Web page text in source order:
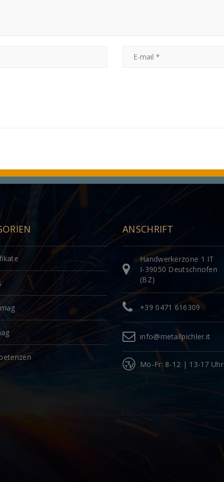
ANSCHRIFT
Handwerkerzone 1 IT
I-39050 Deutschnofen
(BZ)
+39 0471 616309
info@metallpichler.it
Mo-Fr: 8-12 | 13-17 Uhr